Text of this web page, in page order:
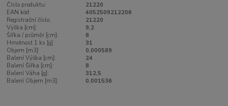
Číslo produktu:
21220
EAN kód:
4052509212206
Registrační číslo:
21220
Výška [cm]:
9,2
Šířka / průměr [cm]:
8
Hmotnost 1 ks [g]:
31
Objem [m3]:
0,000589
Balení Výška [cm]:
24
Balení Šířka [cm]:
8
Balení Váha [g]:
312,5
Balení Objem [m3]:
0,001536